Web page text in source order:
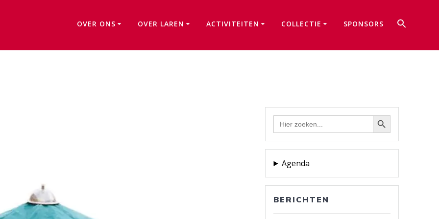
OVER ONS OVER LAREN ACTIVITEITEN COLLECTIE SPONSORS
Zoek
naar:
Zoekknop
Agenda
BERICHTEN